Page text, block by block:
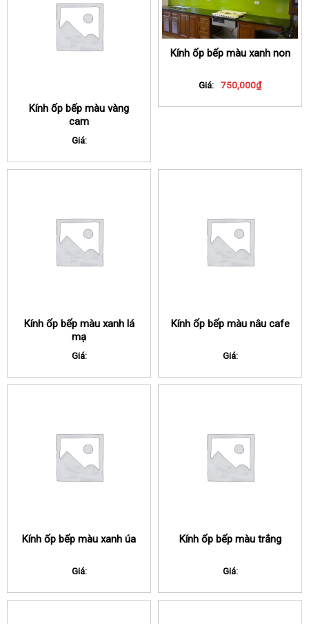
Kính ốp bếp màu vàng
cam
Giá:
Kính ốp bếp màu xanh non
Giá: 750,000₫
Kính ốp bếp màu xanh lá
mạ
Giá:
Kính ốp bếp màu nâu cafe
Giá:
Kính ốp bếp màu xanh úa
Giá:
Kính ốp bếp màu trắng
Giá: